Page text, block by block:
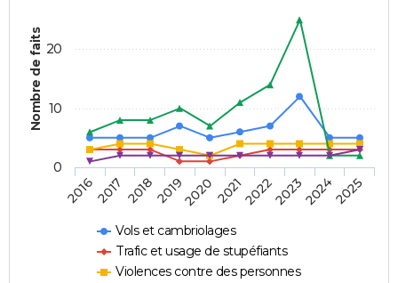
Nombre de faits
Vols et cambriolages
Trafic et usage de stupéfiants
Violences contre des personnes
20162017 20182019202020212022202320242025
0
10
20